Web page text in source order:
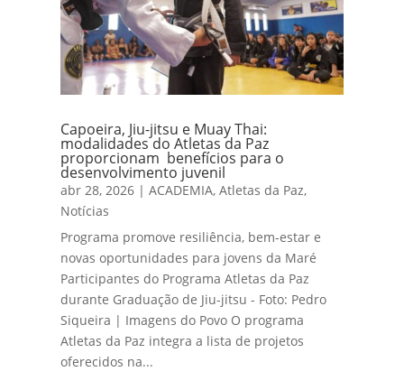
Capoeira, Jiu-jitsu e Muay Thai:
modalidades do Atletas da Paz
proporcionam benefícios para o
desenvolvimento juvenil
abr 28, 2026 |ACADEMIA,Atletas da Paz,
Notícias
Programa promove resiliência, bem-estar e
novas oportunidades para jovens da Maré
Participantes do Programa Atletas da Paz
durante Graduação de Jiu-jitsu - Foto: Pedro
Siqueira | Imagens do Povo O programa
Atletas da Paz integra a lista de projetos
oferecidos na...